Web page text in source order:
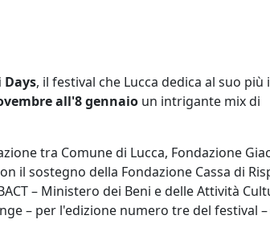
Days, il festival che Lucca dedica al suo più
all'8 gennaio un intrigante mix di
tra Comune di Lucca, Fondazione
il sostegno della Fondazione Cassa di
– Ministero dei Beni e delle Attività
– per l'edizione numero tre del festival